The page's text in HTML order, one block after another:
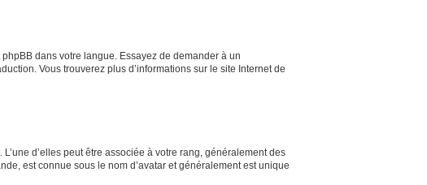
dans votre langue. Essayez de demander à un
Vous trouverez plus d’informations sur le site Internet de
d’elles peut être associée à votre rang, généralement des
est connue sous le nom d’avatar et généralement est unique